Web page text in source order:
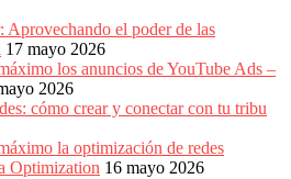
el poder de las
17 mayo 2026
los anuncios de YouTube Ads –
2026
cómo crear y conectar con tu tribu
la optimización de redes
Optimization 16 mayo 2026